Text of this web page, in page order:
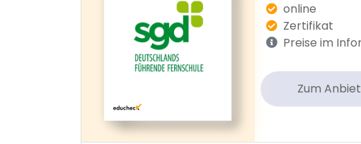
online
Zertifikat
Preise im
Zum